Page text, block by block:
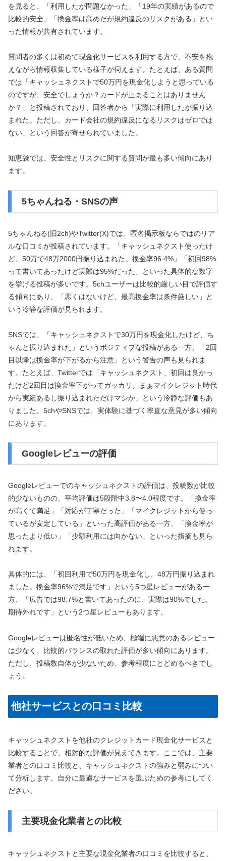
を見ると、「利用したが問題なかった」「19年の実績があるので
比較的安全」「換金率は高めだが規約違反のリスクがある」とい
った情報が共有されています。
質問者の多くは初めて現金化サービスを利用する方で、不安を抱
えながら情報収集している様子が伺えます。たとえば、ある質問
では「キャッシュネクストで50万円を現金化しようと思っている
のですが、安全でしょうか？カードが止まることはありません
か？」と投稿されており、回答者から「実際に利用したが振り込
まれた。ただし、カード会社の規約違反になるリスクはゼロでは
ない」という回答が寄せられていました。
知恵袋では、安全性とリスクに関する質問が最も多い傾向にあり
ます。
5ちゃんねる・SNSの声
5ちゃんねる(旧2ch)やTwitter(X)では、匿名掲示板ならではのリア
ルな口コミが投稿されています。「キャッシュネクスト使ったけ
ど、50万で48万2000円振り込まれた。換金率96.4%」「初回98%
って書いてあったけど実際は95%だった」といった具体的な数字
を挙げる投稿が多いです。5chユーザーは比較的厳しい目で評価す
る傾向にあり、「悪くはないけど、最高換金率は条件厳しい」と
いう冷静な評価が見られます。
SNSでは、「キャッシュネクストで30万円を現金化したけど、ち
ゃんと振り込まれた」というポジティブな投稿がある一方、「2回
目以降は換金率が下がるから注意」という警告の声も見られま
す。たとえば、Twitterでは「キャッシュネクスト、初回は良かっ
たけど2回目は換金率下がってガッカリ。まぁマイクレジット時代
から実績あるし振り込まれただけマシか」という冷静な評価もあ
りました。5chやSNSでは、実体験に基づく率直な意見が多い傾向
にあります。
Googleレビューの評価
Googleレビューでのキャッシュネクストの評価は、投稿数が比較
的少ないものの、平均評価は5段階中3.8〜4.0程度です。「換金率
が高くて満足」「対応が丁寧だった」「マイクレジットから使っ
ているが安定している」といった高評価がある一方、「換金率が
思ったより低い」「少額利用には向かない」といった指摘も見ら
れます。
具体的には、「初回利用で50万円を現金化し、48万円振り込まれ
ました。換金率96%で満足です」という5つ星レビューがある一
方、「広告では98.7%と書いてあったのに、実際は90%でした。
期待外れです」という2つ星レビューもあります。
Googleレビューは匿名性が低いため、極端に悪意のあるレビュー
は少なく、比較的バランスの取れた評価が多い傾向にあります。
ただし、投稿数自体が少ないため、参考程度にとどめるべきでし
ょう。
他社サービスとの口コミ比較
キャッシュネクストを他社のクレジットカード現金化サービスと
比較することで、相対的な評価が見えてきます。ここでは、主要
業者との口コミ比較と、キャッシュネクストの強みと弱みについ
て分析します。自分に最適なサービスを選ぶための参考にしてく
ださい。
主要現金化業者との比較
キャッシュネクストと主要な現金化業者の口コミを比較すると、